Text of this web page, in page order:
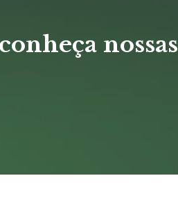
nossas